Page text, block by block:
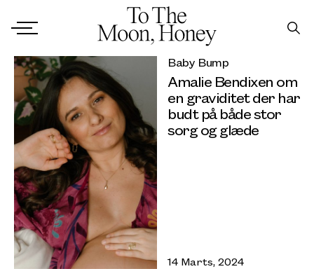
Baby Bump
Amalie Bendixen om
en graviditet der har
budt på både stor
sorg og glæde
14 Marts, 2024